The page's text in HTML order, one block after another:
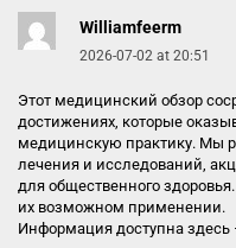
Williamfeerm
2026-07-02 at 20:51
Этот медицинский обзор
достижениях, которые
медицинскую практику. Мы
лечения и исследований,
для общественного
их возможном применении.
Информация доступна здесь